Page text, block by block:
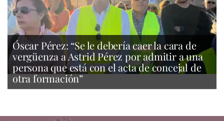
Óscar Pérez: “Se le debería caer la cara de
vergüenza a Astrid Pérez por admitir a una
persona que está con el acta de concejal de
otra formación”